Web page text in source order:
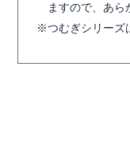
ますので、あら
つむぎシリーズ